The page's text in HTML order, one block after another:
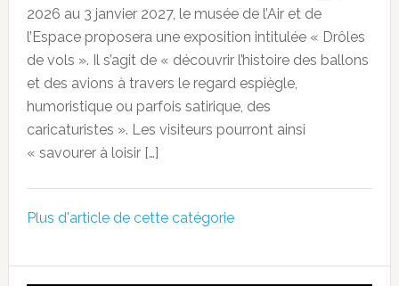
2026 au 3 janvier 2027, le musée de l’Air et de
l’Espace proposera une exposition intitulée « Drôles
de vols ». Il s’agit de « découvrir l’histoire des ballons
et des avions à travers le regard espiègle,
humoristique ou parfois satirique, des
caricaturistes ». Les visiteurs pourront ainsi
« savourer à loisir […]
Plus d'article de cette catégorie